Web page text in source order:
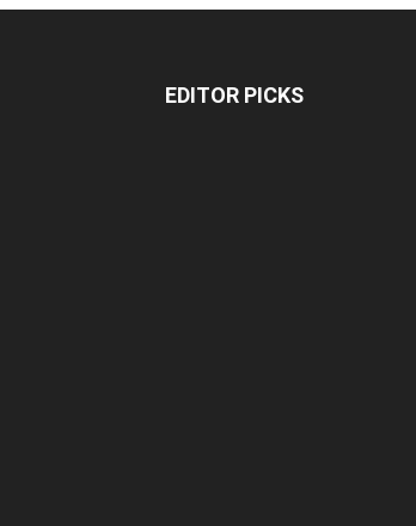
EDITOR PICKS